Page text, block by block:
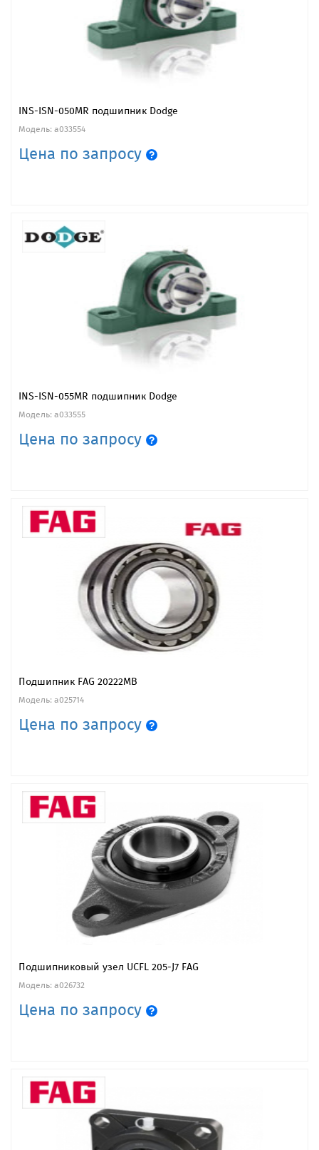
INS-ISN-050MR подшипник Dodge
Модель: a033554
Цена по запросу
INS-ISN-055MR подшипник Dodge
Модель: a033555
Цена по запросу
Подшипник FAG 20222MB
Модель: a025714
Цена по запросу
Подшипниковый узел UCFL 205-J7 FAG
Модель: a026732
Цена по запросу